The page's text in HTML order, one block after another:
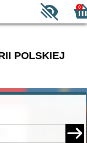
0
POLSKIEJ